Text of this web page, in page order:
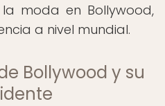
moda en Bollywood,
a nivel mundial.
Bollywood y su